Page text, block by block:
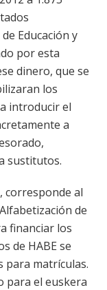
Educación y
por esta
dinero, que se
los
introducir el
a
sustitutos.
corresponde al
de
financiar los
de HABE se
para matrículas.
para el euskera